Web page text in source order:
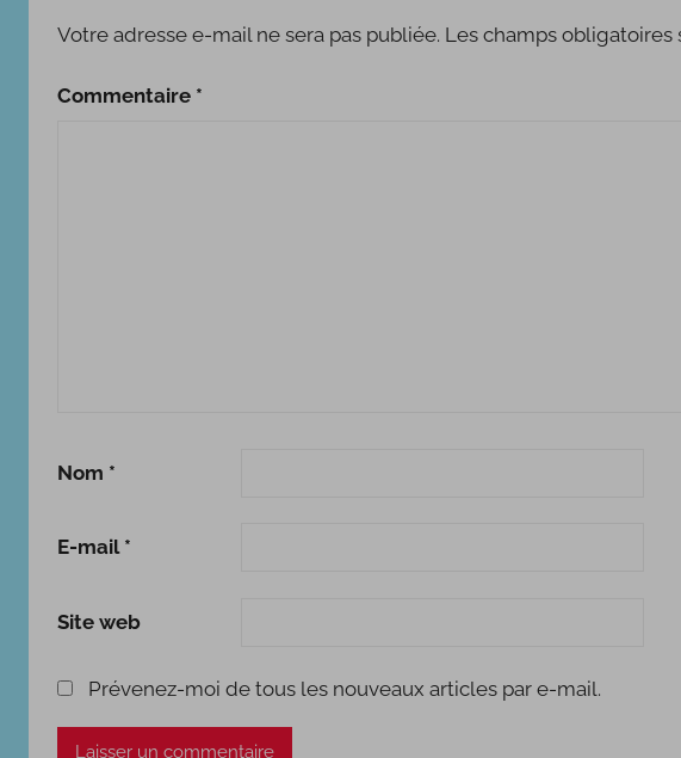
i
l
Votre adresse e-mail ne sera pas publiée. Les champs obligatoires
Commentaire *
Nom *
E-mail *
Site web
Prévenez-moi de tous les nouveaux articles par e-mail.